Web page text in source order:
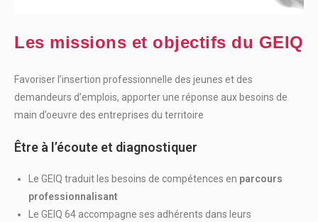
Les missions et objectifs du GEIQ
Favoriser l’insertion professionnelle des jeunes et des
demandeurs d’emplois, apporter une réponse aux besoins de
main d’oeuvre des entreprises du territoire
Être à l’écoute et diagnostiquer
Le GEIQ traduit les besoins de compétences en parcours
professionnalisant
Le GEIQ 64 accompagne ses adhérents dans leurs